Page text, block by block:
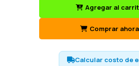
Agregar al
Comprar ahora
Calcular costo de